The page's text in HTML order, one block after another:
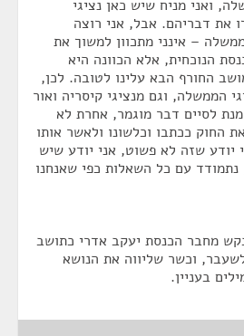
ואני מניח שיש כאן נציגי
את דבריהם. אבל, אני רוצה
– אינני מתכוון למשוך את
הנוכחית, אלא הכוונה היא
החורף הבא עלינו לטובה. לכן,
הממשלה, וגם מנציגי קיסריה ואור
לסיים דבר מוגמר, אחרת לא
החוק ככתבו וכלשונו ולאשר אותו
שזה לא פשוט, אני יודע שיש
עם כל השאלות כפי שאנחנו
מחבר הכנסת יעקב אדרי כתושב
וכשר שליווה את הנושא
בעניין.